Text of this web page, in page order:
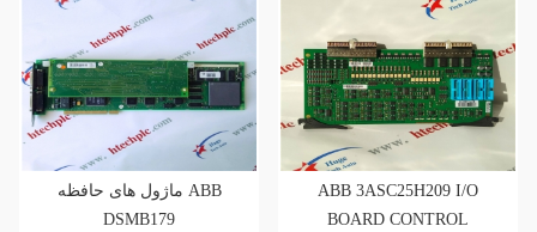
ماژول های حافظه ABB
DSMB179
ABB 3ASC25H209 I/O
BOARD CONTROL